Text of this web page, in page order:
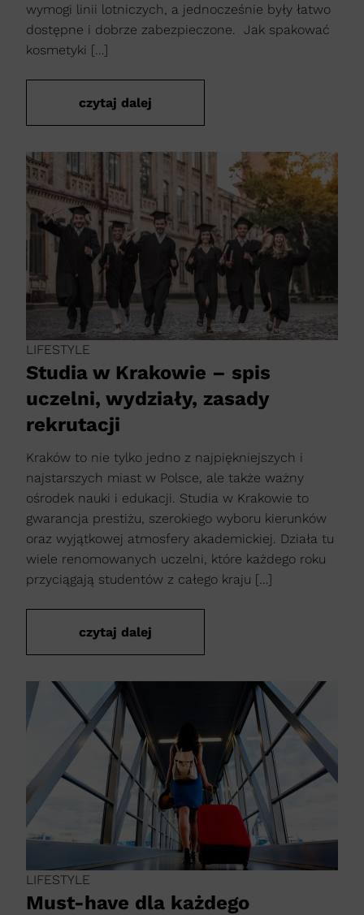
wymogi linii lotniczych, a jednocześnie były łatwo
dostępne i dobrze zabezpieczone. Jak spakować
kosmetyki […]
czytaj dalej
LIFESTYLE
Studia w Krakowie – spis
uczelni, wydziały, zasady
rekrutacji
Kraków to nie tylko jedno z najpiękniejszych i
najstarszych miast w Polsce, ale także ważny
ośrodek nauki i edukacji. Studia w Krakowie to
gwarancja prestiżu, szerokiego wyboru kierunków
oraz wyjątkowej atmosfery akademickiej. Działa tu
wiele renomowanych uczelni, które każdego roku
przyciągają studentów z całego kraju […]
czytaj dalej
LIFESTYLE
Must-have dla każdego